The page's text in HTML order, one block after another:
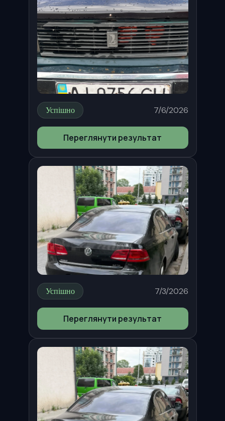
Успішно 7/6/2026
Переглянути результат
Успішно 7/3/2026
Переглянути результат